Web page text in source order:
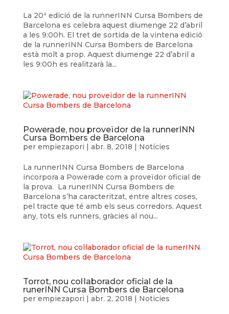
La 20ª edició de la runnerINN Cursa Bombers de
Barcelona es celebra aquest diumenge 22 d’abril
a les 9:00h. El tret de sortida de la vintena edició
de la runnerINN Cursa Bombers de Barcelona
està molt a prop. Aquest diumenge 22 d’abril a
les 9:00h es realitzarà la...
Powerade, nou proveïdor de la runnerINN
Cursa Bombers de Barcelona
per empiezapori | abr. 8, 2018 | Notícies
La runnerINN Cursa Bombers de Barcelona
incorpora a Powerade com a proveïdor oficial de
la prova. La runerINN Cursa Bombers de
Barcelona s’ha caracteritzat, entre altres coses,
pel tracte que té amb els seus corredors. Aquest
any, tots els runners, gràcies al nou...
Torrot, nou col·laborador oficial de la
runerINN Cursa Bombers de Barcelona
per empiezapori | abr. 2, 2018 | Notícies